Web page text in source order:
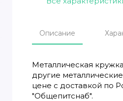
Описание
Металлическая
другие
цене с доставкой по
"Общепитснаб".